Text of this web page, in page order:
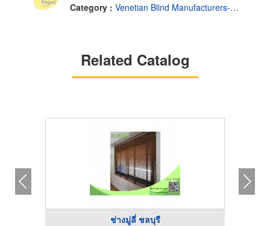
Category : Venetian Blind Manufacturers-Wholesale
Related Catalog
ช่างมู่ลี่ ชลบุรี